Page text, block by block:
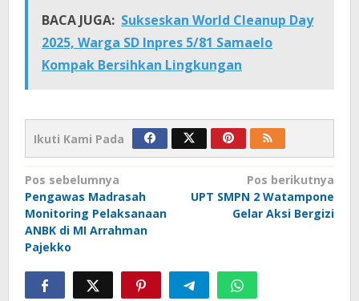
BACA JUGA: Sukseskan World Cleanup Day
2025, Warga SD Inpres 5/81 Samaelo
Kompak Bersihkan Lingkungan
Ikuti Kami Pada
Navigasi
pos
Pos sebelumnya
Pengawas Madrasah
Monitoring Pelaksanaan
ANBK di MI Arrahman
Pajekko
Pos berikutnya
UPT SMPN 2 Watampone
Gelar Aksi Bergizi